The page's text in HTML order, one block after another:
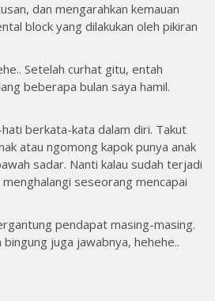
dan mengarahkan kemauan
block yang dilakukan oleh pikiran
Setelah curhat gitu, entah
beberapa bulan saya hamil.
berkata-kata dalam diri. Takut
atau ngomong kapok punya anak
sadar. Nanti kalau sudah terjadi
menghalangi seseorang mencapai
pendapat masing-masing.
juga jawabnya, hehehe..